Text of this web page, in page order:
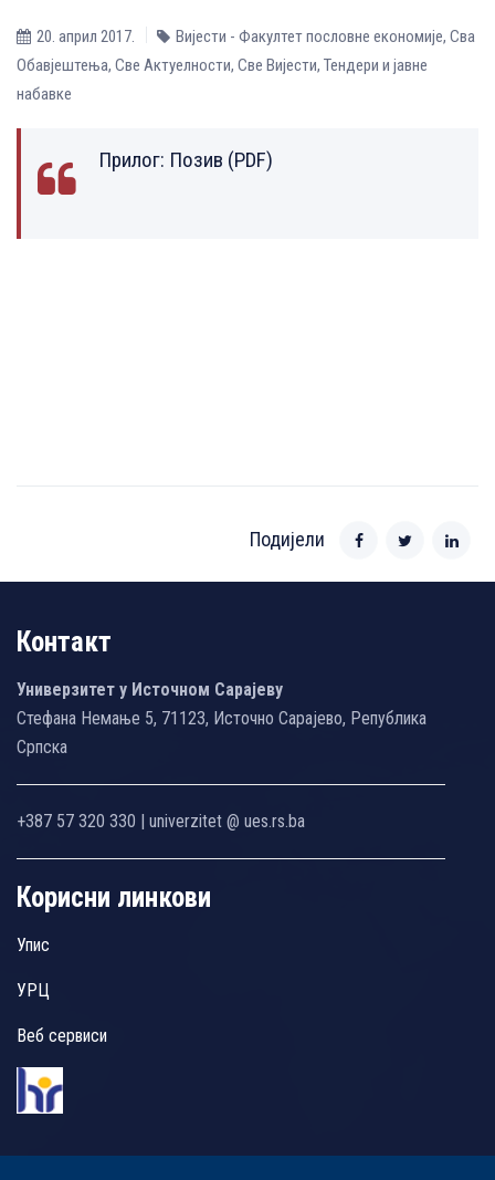
20. април 2017. Вијести - Факултет пословне економије, Сва
Обавјештења, Све Aктуелности, Све Вијести, Тендери и јавне
набавке
Прилог: Позив (PDF)
Подијели
Контакт
Универзитет у Источном Сарајеву
Стефана Немање 5, 71123, Источно Сарајево, Република
Српска
+387 57 320 330 | univerzitet @ ues.rs.ba
Корисни линкови
Упис
УРЦ
Веб сервиси